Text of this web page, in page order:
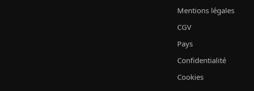
Mentions légales
CGV
Pays
Confidentialité
Cookies